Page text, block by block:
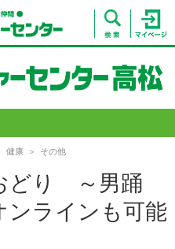
健康 その他
どり ～男踊
ンラインも可能